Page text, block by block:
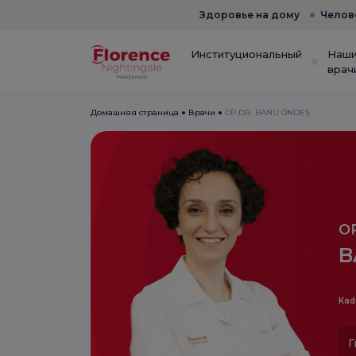
Здоровье на дому
Институциональный
Наши
Домашняя страница Врачи OP.DR. BANU ÖNDEŞ